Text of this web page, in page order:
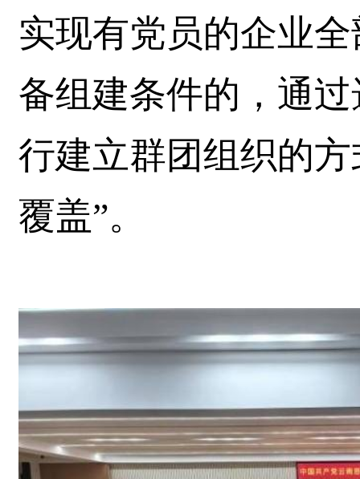
实现有党员的企业
备组建条件的，通
行建立群团组织的
覆盖”。